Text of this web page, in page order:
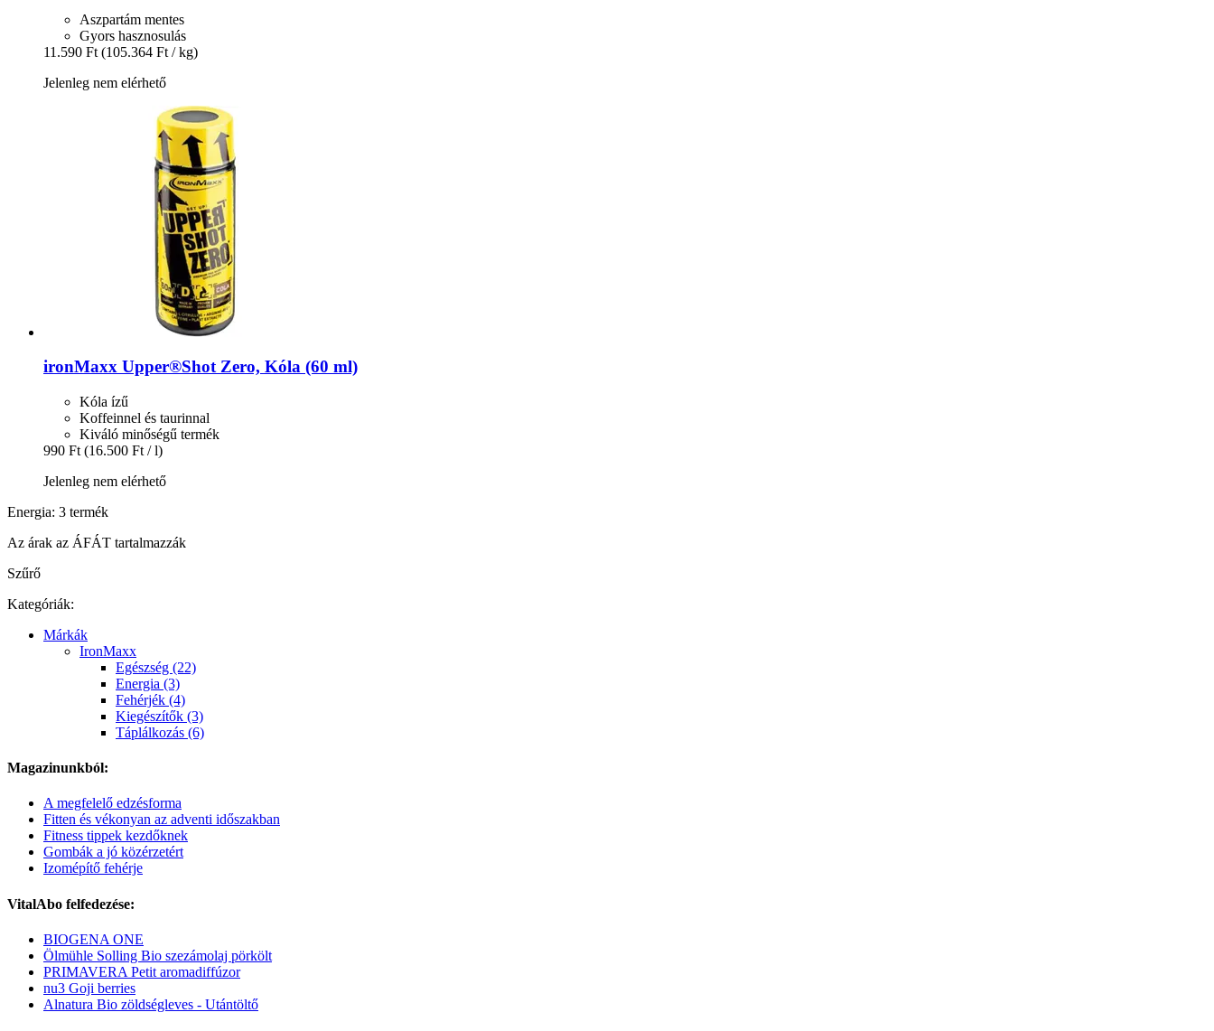
Aszpartám mentes
Gyors hasznosulás
11.590 Ft (105.364 Ft / kg)
Jelenleg nem elérhető
ironMaxx Upper®Shot Zero, Kóla (60 ml)
Kóla ízű
Koffeinnel és taurinnal
Kiváló minőségű termék
990 Ft (16.500 Ft / l)
Jelenleg nem elérhető
Energia: 3 termék
Az árak az ÁFÁT tartalmazzák
Szűrő
Kategóriák:
Márkák
IronMaxx
Egészség (22)
Energia (3)
Fehérjék (4)
Kiegészítők (3)
Táplálkozás (6)
Magazinunkból:
A megfelelő edzésforma
Fitten és vékonyan az adventi időszakban
Fitness tippek kezdőknek
Gombák a jó közérzetért
Izomépítő fehérje
VitalAbo felfedezése:
BIOGENA ONE
Ölmühle Solling Bio szezámolaj pörkölt
PRIMAVERA Petit aromadiffúzor
nu3 Goji berries
Alnatura Bio zöldségleves - Utántöltő